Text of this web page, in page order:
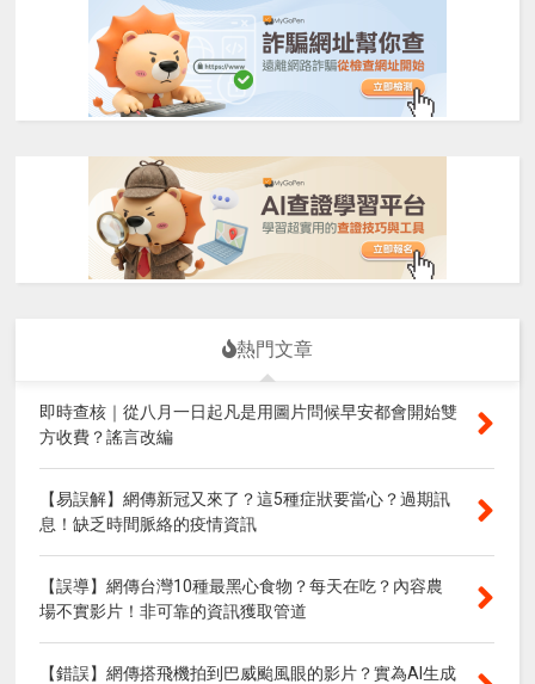
熱門文章
即時查核｜從八月一日起凡是用圖片問候早安都會開始雙
方收費？謠言改編
【易誤解】網傳新冠又來了？這5種症狀要當心？過期訊
息！缺乏時間脈絡的疫情資訊
【誤導】網傳台灣10種最黑心食物？每天在吃？內容農
場不實影片！非可靠的資訊獲取管道
【錯誤】網傳搭飛機拍到巴威颱風眼的影片？實為AI生成